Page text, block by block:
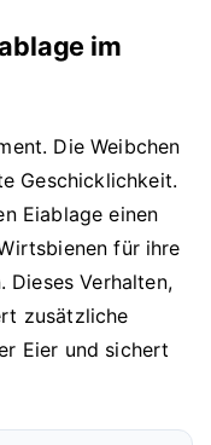
im
Die Weibchen
Geschicklichkeit.
Eiablage einen
für ihre
Dieses Verhalten,
zusätzliche
Eier und sichert